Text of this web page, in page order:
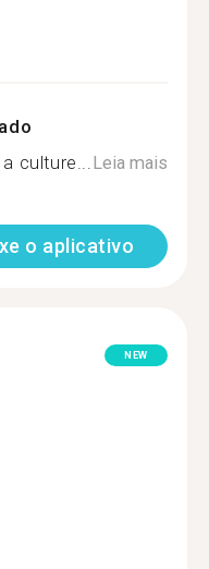
culture... Leia mais
o aplicativo
NEW